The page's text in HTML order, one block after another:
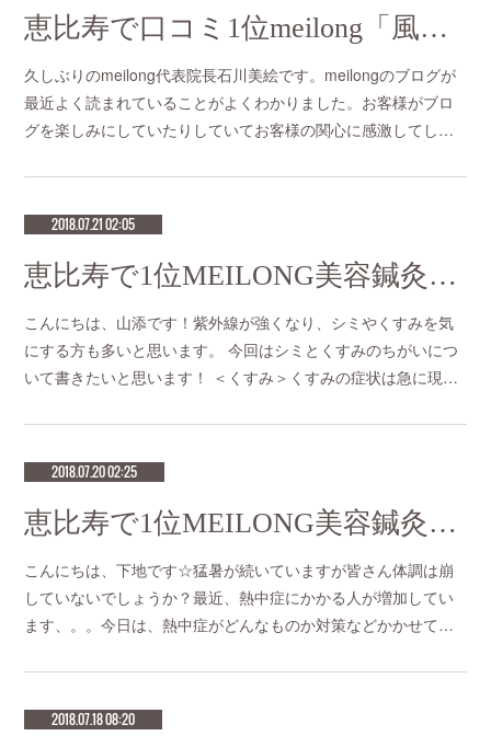
恵比寿で口コミ1位meilong「風邪のひきはじめは葛根湯」
久しぶりのmeilong代表院長石川美絵です。meilongのブログが
最近よく読まれていることがよくわかりました。お客様がブロ
グを楽しみにしていたりしていてお客様の関心に感激してし…
2018.07.21 02:05
恵比寿で1位MEILONG美容鍼灸「くすみとシミの違い」
こんにちは、山添です！紫外線が強くなり、シミやくすみを気
にする方も多いと思います。 今回はシミとくすみのちがいにつ
いて書きたいと思います！ ＜くすみ＞くすみの症状は急に現…
2018.07.20 02:25
恵比寿で1位MEILONG美容鍼灸「熱中症」
こんにちは、下地です☆猛暑が続いていますが皆さん体調は崩
していないでしょうか？最近、熱中症にかかる人が増加してい
ます、。。今日は、熱中症がどんなものか対策などかかせて…
2018.07.18 08:20